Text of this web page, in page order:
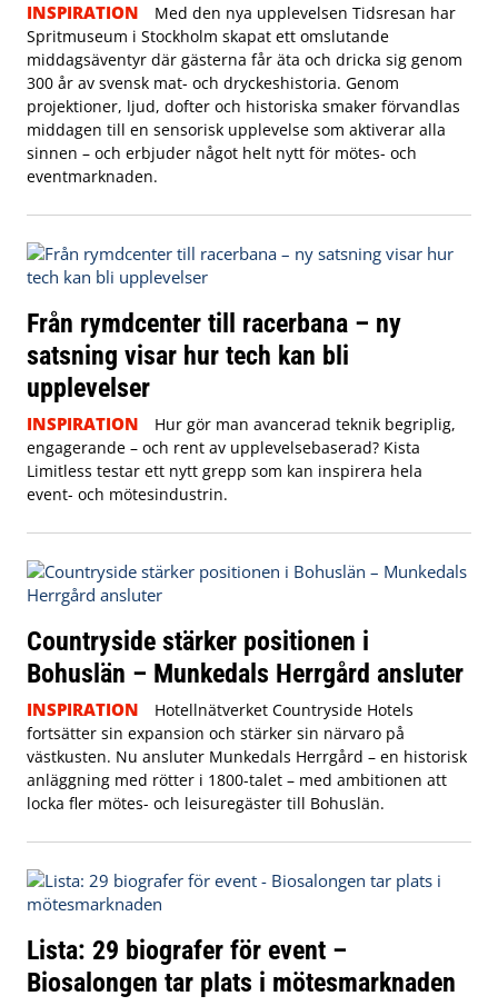
INSPIRATION
Med den nya upplevelsen Tidsresan har
Spritmuseum i Stockholm skapat ett omslutande
middagsäventyr där gästerna får äta och dricka sig genom
300 år av svensk mat- och dryckeshistoria. Genom
projektioner, ljud, dofter och historiska smaker förvandlas
middagen till en sensorisk upplevelse som aktiverar alla
sinnen – och erbjuder något helt nytt för mötes- och
eventmarknaden.
Från rymdcenter till racerbana – ny
satsning visar hur tech kan bli
upplevelser
INSPIRATION
Hur gör man avancerad teknik begriplig,
engagerande – och rent av upplevelsebaserad? Kista
Limitless testar ett nytt grepp som kan inspirera hela
event- och mötesindustrin.
Countryside stärker positionen i
Bohuslän – Munkedals Herrgård ansluter
INSPIRATION
Hotellnätverket Countryside Hotels
fortsätter sin expansion och stärker sin närvaro på
västkusten. Nu ansluter Munkedals Herrgård – en historisk
anläggning med rötter i 1800-talet – med ambitionen att
locka fler mötes- och leisuregäster till Bohuslän.
Lista: 29 biografer för event –
Biosalongen tar plats i mötesmarknaden